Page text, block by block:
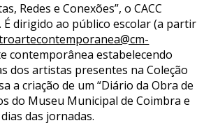
Redes e Conexões”, o CACC
É dirigido ao público escolar (a partir
contemporânea estabelecendo
dos artistas presentes na Coleção
a criação de um “Diário da Obra de
do Museu Municipal de Coimbra e
das jornadas.